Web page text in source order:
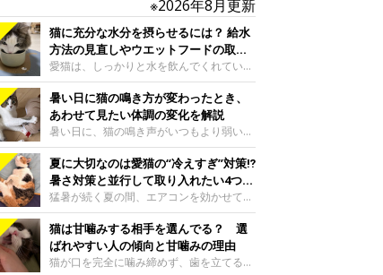
※2026年8月更新
猫に充分な水分を摂らせるには？ 給水
方法の見直しやウエットフードの取り
入れ方を解説
愛猫は、しっかりと水を飲んでくれていま
すか？ 夏場はエアコンで室内が涼しいこ
ともあり、猫があまり水を飲まないこと
も。積極的に水分を摂らせるためには、給
水方法を見直したり、フードから水分を摂
らせたりする方法があります。今回は獣医
師の重本仁先生に、猫に水分を摂らせるた
めにできるためできる工夫を教えていただ
きました。ボウルの高さを愛猫の好みにね
このきもち投稿写真ギャラリー水飲みボウ
ルの高さは、猫が飲むときに頭が胃より下
にならないように設定すると飲みやすいで
しょう。首を深く折り曲げずに済むため、
暑い日に猫の鳴き方が変わったとき、
あわせて見たい体調の変化を解説
暑い日に、猫の鳴き声がいつもより弱い、
かすれる、しつこく鳴くなど、ふだんと違
って聞こえることがあります。 そんなと
き、あわせてどのような様子を確認したら
よいのでしょうか。暑い日に猫の鳴き方が
変わるときの見方や注意したい体調の変化
などについて、ねこのきもち獣医師相談室
の山口みき先生に伺いました。 鳴き方の
変化だけで判断せず、全身の様子も確認し
夏に大切なのは愛猫の“冷えすぎ”対策⁉
暑さ対策と並行して取り入れたい4つの
工夫
猛暑が続く夏の間、エアコンを効かせて室
内を冷やしますよね。しかし、人にとって
は快適な温度でも、猫にとっては温度が低
すぎることも。暑さ対策と並行して、冷え
すぎ対策もしっかりと行うことが大切で
猫は甘噛みする相手を選んでる？ 選
ばれやすい人の傾向と甘噛みの理由
猫が口を完全に噛み締めず、歯を立てる程